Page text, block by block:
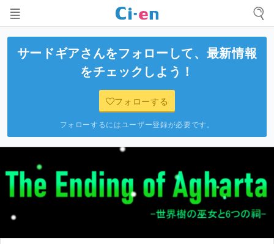
サードギアさんをフォローして、最新情報
をチェックしよう！
フォローする
フォローするにはユーザー登録が必要です。